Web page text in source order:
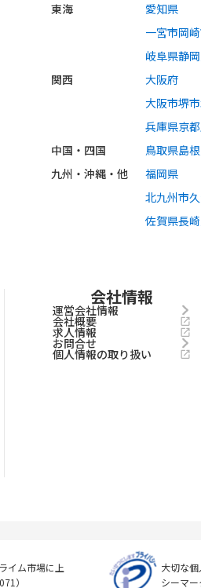
東海
愛知県
一宮市岡
岐阜県静
関西
大阪府
大阪市堺市
兵庫県京
中国・四国
鳥取県島
九州・沖縄・他
福岡県
北九州市
佐賀県長
会社情報
運営会社情報
会社概要
求人情報
お問合せ
個人情報の取り扱い
イム市場に上
）
大切な
シーマー